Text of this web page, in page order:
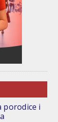
porodice i